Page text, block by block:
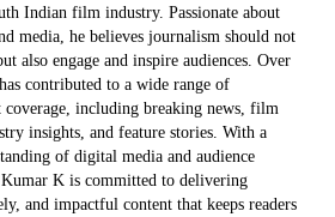
Indian film industry. Passionate about
media, he believes journalism should not
also engage and inspire audiences. Over
contributed to a wide range of
coverage, including breaking news, film
insights, and feature stories. With a
of digital media and audience
Kumar K is committed to delivering
and impactful content that keeps readers